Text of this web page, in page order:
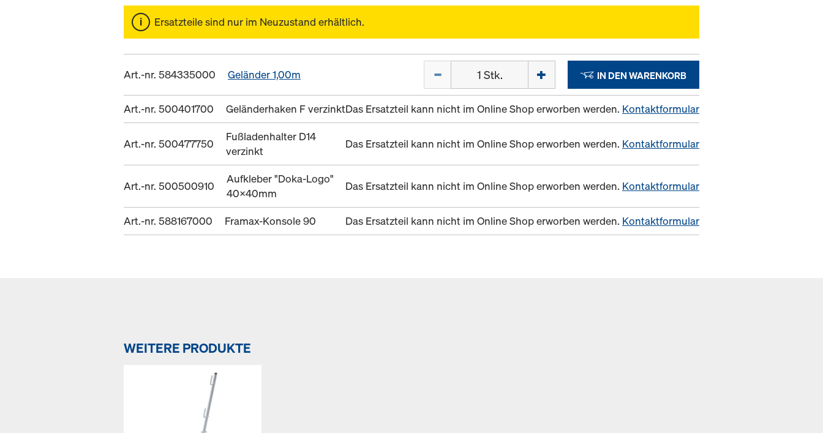
Ersatzteile sind nur im Neuzustand erhältlich.
Art.-nr. 584335000 Geländer 1,00m IN DEN WARENKORB
Art.-nr. 500401700 Geländerhaken F verzinktDas Ersatzteil kann nicht im Online Shop erworben werden. Kontaktformular
Art.-nr. 500477750
Fußladenhalter D14
verzinkt
Das Ersatzteil kann nicht im Online Shop erworben werden. Kontaktformular
Art.-nr. 500500910
Aufkleber "Doka-Logo"
40x40mm
Das Ersatzteil kann nicht im Online Shop erworben werden. Kontaktformular
Art.-nr. 588167000 Framax-Konsole 90 Das Ersatzteil kann nicht im Online Shop erworben werden. Kontaktformular
WEITERE PRODUKTE